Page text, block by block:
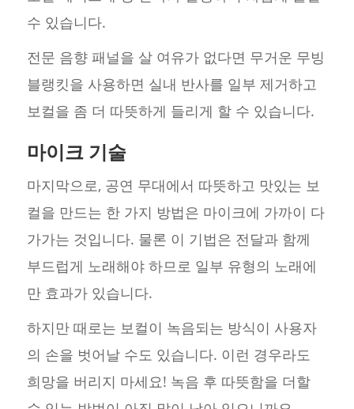
수 있습니다.
전문 음향 패널을 살 여유가 없다면 무거운 무빙
블랭킷을 사용하면 실내 반사를 일부 제거하고
보컬을 좀 더 따뜻하게 들리게 할 수 있습니다.
마이크 기술
마지막으로, 공연 무대에서 따뜻하고 맛있는 보
컬을 만드는 한 가지 방법은 마이크에 가까이 다
가가는 것입니다. 물론 이 기법은 전달과 함께
부드럽게 노래해야 하므로 일부 유형의 노래에
만 효과가 있습니다.
하지만 때로는 보컬이 녹음되는 방식이 사용자
의 손을 벗어날 수도 있습니다. 이런 경우라도
희망을 버리지 마세요! 녹음 후 따뜻함을 더할